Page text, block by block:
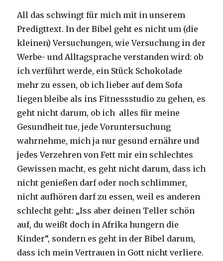
All das schwingt für mich mit in unserem
Predigttext. In der Bibel geht es nicht um (die
kleinen) Versuchungen, wie Versuchung in der
Werbe- und Alltagsprache verstanden wird: ob
ich verführt werde, ein Stück Schokolade
mehr zu essen, ob ich lieber auf dem Sofa
liegen bleibe als ins Fitnessstudio zu gehen, es
geht nicht darum, ob ich alles für meine
Gesundheit tue, jede Voruntersuchung
wahrnehme, mich ja nur gesund ernähre und
jedes Verzehren von Fett mir ein schlechtes
Gewissen macht, es geht nicht darum, dass ich
nicht genießen darf oder noch schlimmer,
nicht aufhören darf zu essen, weil es anderen
schlecht geht: „Iss aber deinen Teller schön
auf, du weißt doch in Afrika hungern die
Kinder“, sondern es geht in der Bibel darum,
dass ich mein Vertrauen in Gott nicht verliere.